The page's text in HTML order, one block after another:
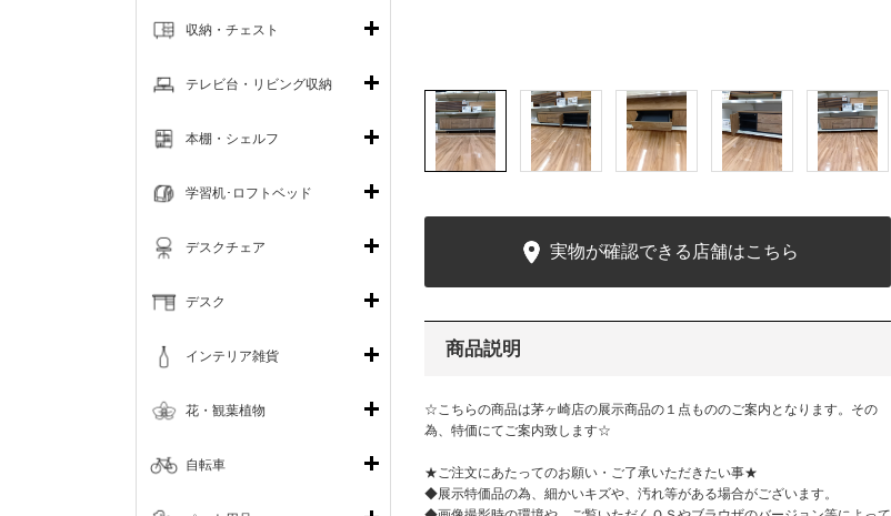
実物が確認できる店舗はこちら
商品説明
☆こちらの商品は茅ヶ崎店の展示商品の１点もののご案内となります。その
為、特価にてご案内致します☆
★ご注文にあたってのお願い・ご了承いただきたい事★
◆展示特価品の為、細かいキズや、汚れ等がある場合がございます。
収納・チェスト
テレビ台・リビング収納
本棚・シェルフ
学習机･ロフトベッド
デスクチェア
デスク
インテリア雑貨
花・観葉植物
自転車